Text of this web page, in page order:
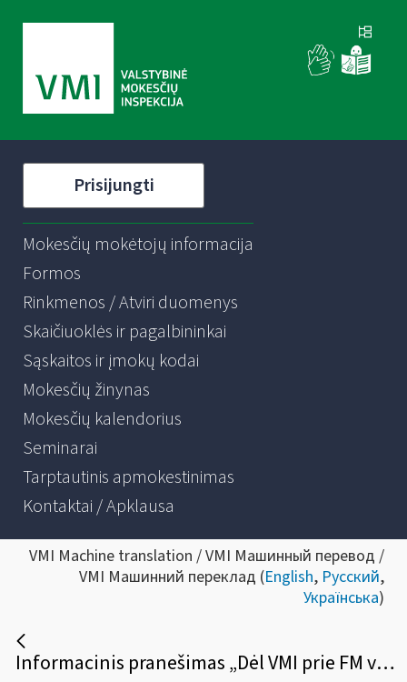
Prisijungti
Mokesčių mokėtojų informacija
Formos
Rinkmenos / Atviri duomenys
Skaičiuoklės ir pagalbininkai
Sąskaitos ir įmokų kodai
Mokesčių žinynas
Mokesčių kalendorius
Seminarai
Tarptautinis apmokestinimas
Kontaktai / Apklausa
VMI Machine translation / VMI Машинный перевод /
VMI Машинний переклад (English, Русский,
Українська)
Informacinis pranešimas „Dėl VMI prie FM viršininko įsakymo „Dėl Mokestinės nepriemokos ar baudos už administracinį nusižengimą mokėjimo atidėjimo ir (ar) išdėstymo taisyklių ir formų patvirtinimo“